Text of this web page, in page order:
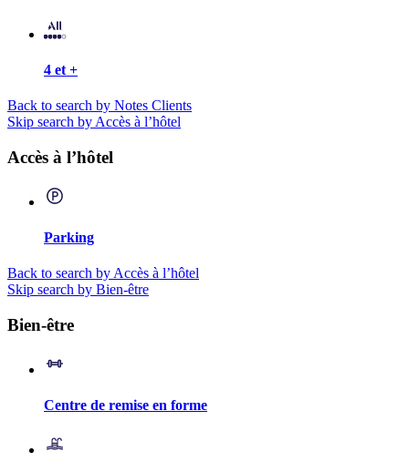
4 et +
Back to search by Notes Clients
Skip search by Accès à l’hôtel
Accès à l’hôtel
Parking
Back to search by Accès à l’hôtel
Skip search by Bien-être
Bien-être
Centre de remise en forme